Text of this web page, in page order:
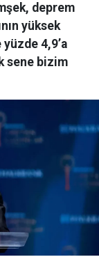
deprem
yüksek
4,9’a
sene bizim